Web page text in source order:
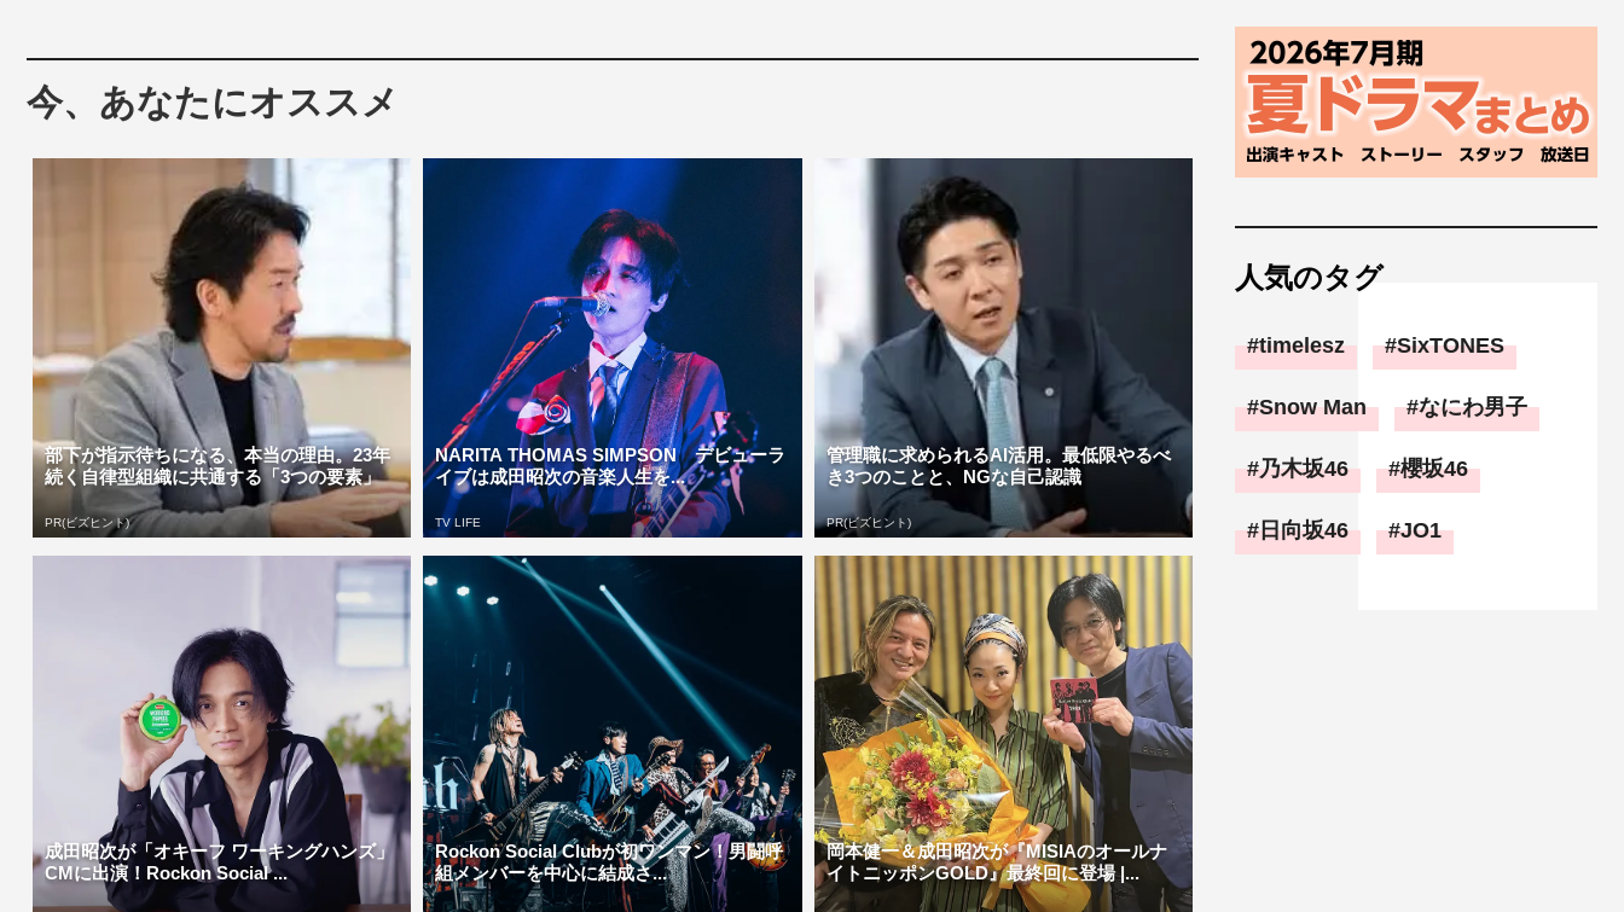
今、あなたにオススメ
部下が指示待ちになる、本当の理由。23年
続く自律型組織に共通する「3つの要素」
PR(ビズヒント)
NARITA THOMAS SIMPSON デビューラ
イブは成田昭次の音楽人生を...
TV LIFE
管理職に求められるAI活用。最低限やるべ
き3つのことと、NGな自己認識
PR(ビズヒント)
成田昭次が「オキーフ ワーキングハンズ」
CMに出演！Rockon Social ...
Rockon Social Clubが初ワンマン！男闘呼
組メンバーを中心に結成さ...
岡本健一＆成田昭次が『MISIAのオールナ
イトニッポンGOLD』最終回に登場 |...
人気のタグ
timelesz SixTONES
Snow Man なにわ男子
乃木坂46 櫻坂46
日向坂46 JO1